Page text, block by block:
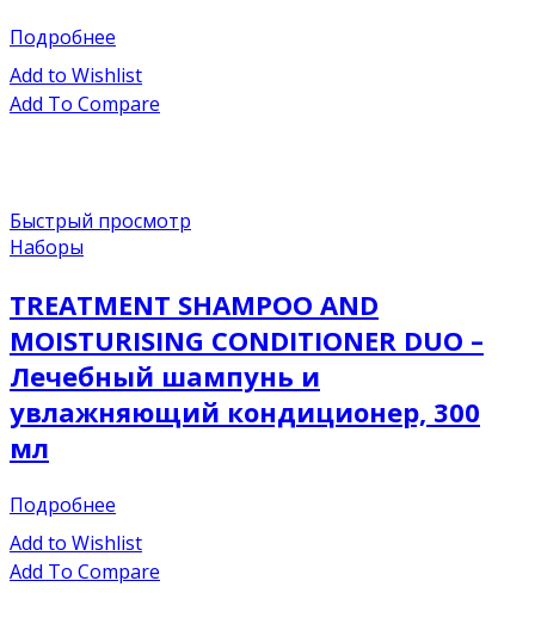
Подробнее
Add to Wishlist
Add To Compare
Быстрый просмотр
Наборы
TREATMENT SHAMPOO AND
MOISTURISING CONDITIONER DUO –
Лечебный шампунь и
увлажняющий кондиционер, 300
мл
Подробнее
Add to Wishlist
Add To Compare